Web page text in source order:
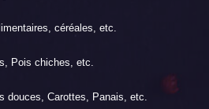
céréales, etc.
Pois chiches, etc.
douces, Carottes, Panais, etc.